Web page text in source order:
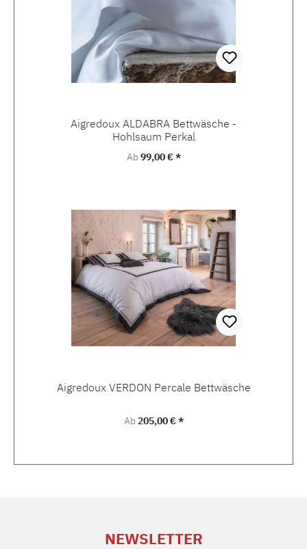
Aigredoux ALDABRA Bettwäsche -
Hohlsaum Perkal
Regulärer Preis:
Ab99,00 € *
Aigredoux VERDON Percale Bettwäsche
Regulärer Preis:
Ab205,00 € *
NEWSLETTER